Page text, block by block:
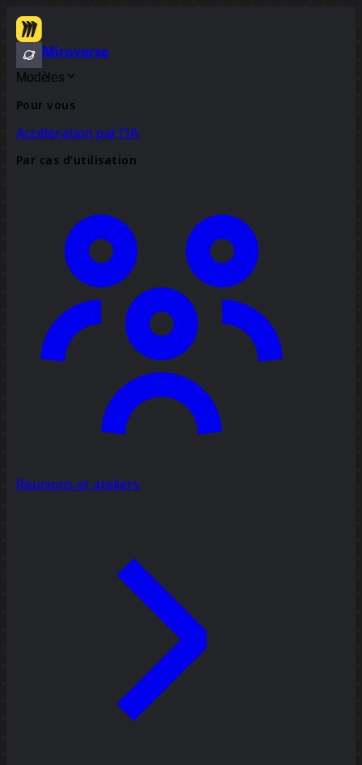
Miroverse
Modèles
Pour vous
Accélération par l’IA
Par cas d’utilisation
Réunions et ateliers